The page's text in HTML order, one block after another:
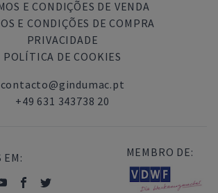
E CONDIÇÕES DE VENDA
E CONDIÇÕES DE COMPRA
PRIVACIDADE
POLÍTICA DE COOKIES
contacto@gindumac.pt
+49 631 343738 20
EM: MEMBRO DE: